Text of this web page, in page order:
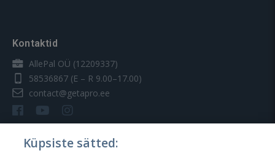
Kontaktid
AllePal OÜ (12209337)
58536867 (E – R 9.00–17.00)
contact@getapro.ee
Küpsiste sätted: